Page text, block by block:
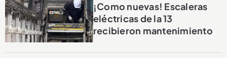
¡Como nuevas! Escaleras
eléctricas de la 13
recibieron mantenimiento